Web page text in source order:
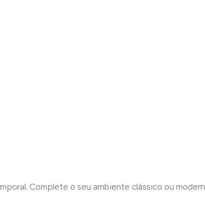
Complete o seu ambiente clássico ou